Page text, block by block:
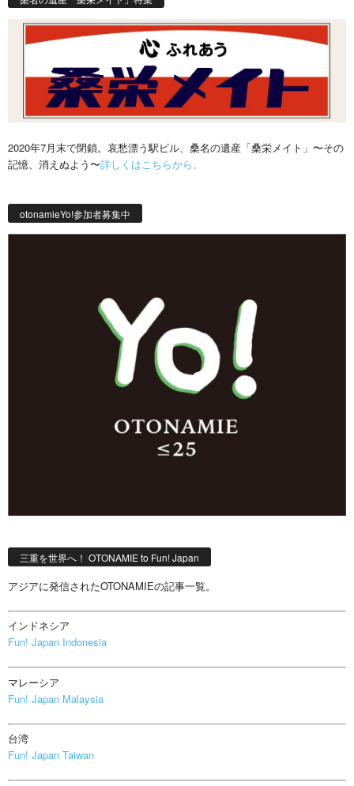
2020年7月末で閉鎖。哀愁漂う駅ビル、桑名の遺産「桑栄メイト」〜その
記憶、消えぬよう〜詳しくはこちらから。
otonamieYo!参加者募集中
三重を世界へ！ OTONAMIE to Fun! Japan
アジアに発信されたOTONAMIEの記事一覧。
インドネシア
Fun! Japan Indonesia
マレーシア
Fun! Japan Malaysia
台湾
Fun! Japan Taiwan